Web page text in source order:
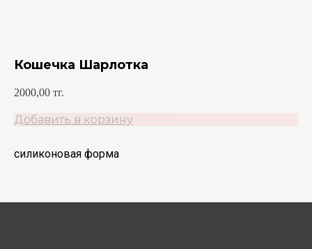
Кошечка Шарлотка
2000,00 тг.
Добавить в корзину
силиконовая форма